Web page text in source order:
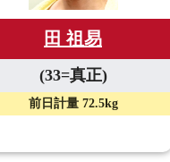
田 祖易
(33=真正)
前日計量 72.5kg